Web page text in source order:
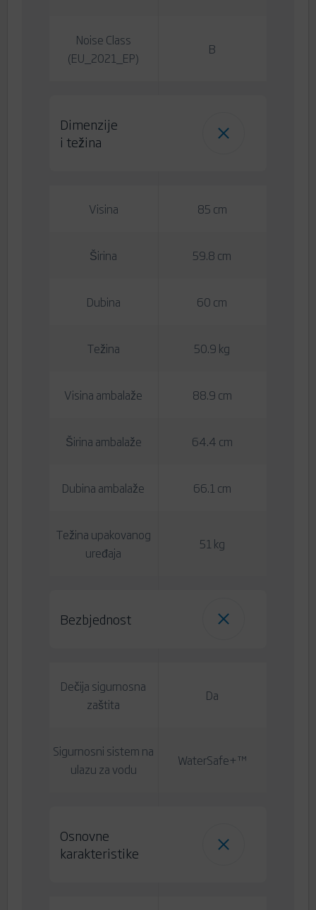
Noise Class
(EU_2021_EP)
B
Dimenzije
i težina
Visina 85 cm
Širina 59.8 cm
Dubina 60 cm
Težina 50.9 kg
Visina ambalaže 88.9 cm
Širina ambalaže 64.4 cm
Dubina ambalaže 66.1 cm
Težina upakovanog
uređaja
51 kg
Bezbjednost
Dečija sigurnosna
zaštita
Da
Sigurnosni sistem na
ulazu za vodu
WaterSafe+™
Osnovne
karakteristike